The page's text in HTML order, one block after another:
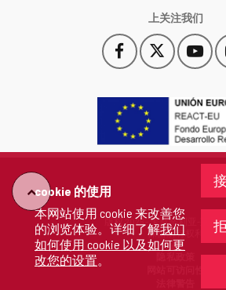
cookie 的使用
本网站使用 cookie 来改善您
的浏览体验。详细了解我们
如何使用 cookie 以及如何更
改您的设置。
上关注我们
Facebook
此
链
会
打
开
一
口。
此
链
一
口。
此
链
会
打
开
一
个
窗
口。
"回
去"
版权 2026 - 卡斯蒂利亚-莱昂
保留所有权利